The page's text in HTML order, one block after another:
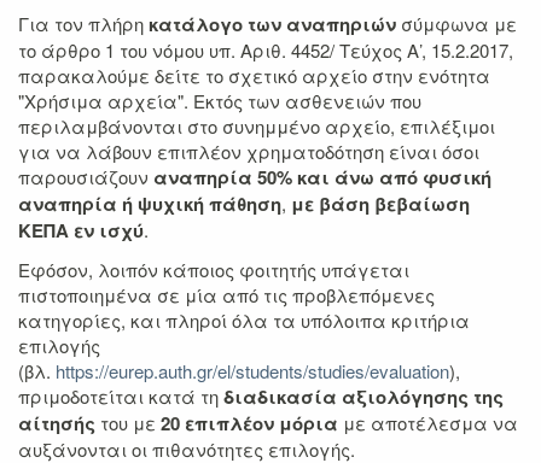
Για τον πλήρηκατάλογο των αναπηριών σύμφωνα με
το άρθρο 1 του νόμου υπ. Αριθ. 4452/ Τεύχος Α’, 15.2.2017,
παρακαλούμε δείτε το σχετικό αρχείο στην ενότητα
"Χρήσιμα αρχεία". Εκτός των ασθενειών που
περιλαμβάνονται στο συνημμένο αρχείο, επιλέξιμοι
για να λάβουν επιπλέον χρηματοδότηση είναι όσοι
παρουσιάζουν αναπηρία 50% και άνω από φυσική
αναπηρία ή ψυχική πάθηση, με βάση βεβαίωση
ΚΕΠΑ εν ισχύ.
Εφόσον, λοιπόν κάποιος φοιτητής υπάγεται
πιστοποιημένα σε μία από τις προβλεπόμενες
κατηγορίες, και πληροί όλα τα υπόλοιπα κριτήρια
επιλογής
(βλ. https://eurep.auth.gr/el/students/studies/evaluation),
πριμοδοτείται κατά τηδιαδικασία αξιολόγησης της
αίτησής του με 20 επιπλέον μόρια με αποτέλεσμα να
αυξάνονται οι πιθανότητες επιλογής.